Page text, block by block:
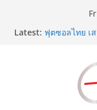
Latest: ฟุตซอลไทย เ
เปิดตัวโครง
ไทย” เฟ้นหา
ระดับโลก
อดีตแข้งดังที